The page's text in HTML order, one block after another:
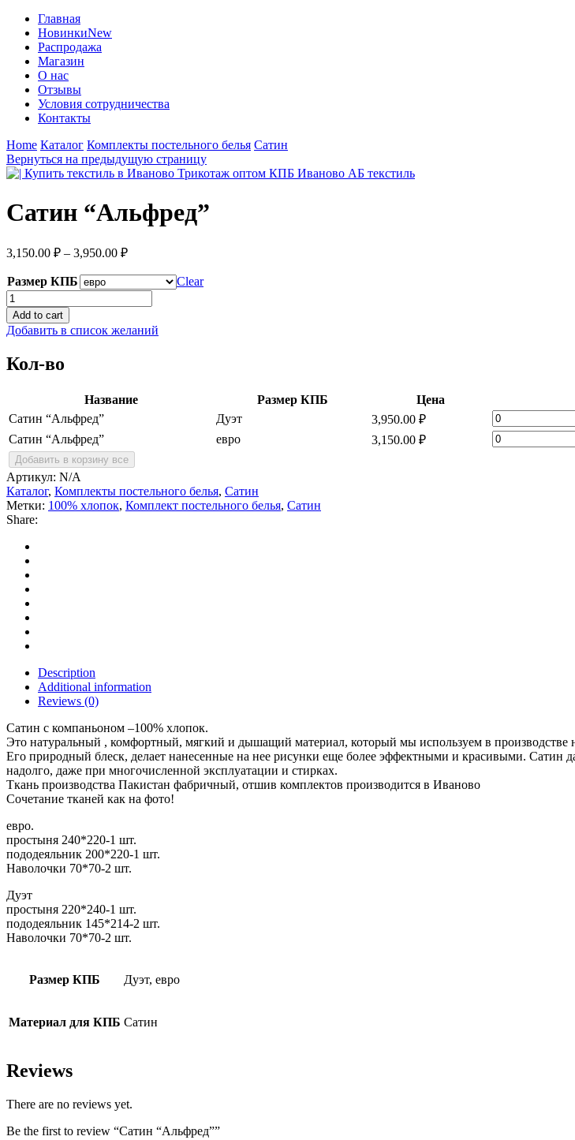
Главная
НовинкиNew
Распродажа
Магазин
О нас
Отзывы
Условия сотрудничества
Контакты
Home Каталог Комплекты постельного белья Сатин
Вернуться на предыдущую страницу
Сатин “Альфред”
3,150.00 ₽ – 3,950.00 ₽
Размер КПБ
Clear
Сатин
"Альфред"
quantity
Add to cart
Добавить в список желаний
Кол-во
Название Размер КПБ Цена
Сатин “Альфред”
Дуэт 3,950.00 ₽
Сатин
"Альфред"
quantity
Сатин “Альфред” евро 3,150.00 ₽
Сатин
"Альфред"
Добавить в корзину все
Артикул: N/A
Каталог, Комплекты постельного белья, Сатин
Метки: 100% хлопок, Комплект постельного белья, Сатин
Share:
Description
Additional information
Reviews (0)
Сатин с компаньоном –100% хлопок.
Это натуральный , комфортный, мягкий и дышащий материал, который мы используем в производстве
Его природный блеск, делает нанесенные на нее рисунки еще более эффектными и красивыми. Сатин
надолго, даже при многочисленной эксплуатации и стирках.
Ткань производства Пакистан фабричный, отшив комплектов производится в Иваново
Сочетание тканей как на фото!
евро.
простыня 240*220-1 шт.
пододеяльник 200*220-1 шт.
Наволочки 70*70-2 шт.
Дуэт
простыня 220*240-1 шт.
пододеяльник 145*214-2 шт.
Наволочки 70*70-2 шт.
Размер КПБ Дуэт, евро
Материал для КПБ Сатин
Reviews
There are no reviews yet.
Be the first to review “Сатин “Альфред””